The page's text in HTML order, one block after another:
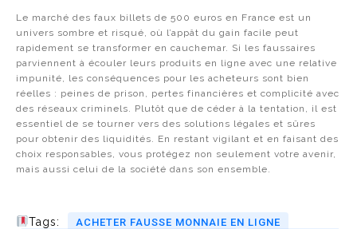
Le marché des faux billets de 500 euros en France est un
univers sombre et risqué, où l’appât du gain facile peut
rapidement se transformer en cauchemar. Si les faussaires
parviennent à écouler leurs produits en ligne avec une relative
impunité, les conséquences pour les acheteurs sont bien
réelles : peines de prison, pertes financières et complicité avec
des réseaux criminels. Plutôt que de céder à la tentation, il est
essentiel de se tourner vers des solutions légales et sûres
pour obtenir des liquidités. En restant vigilant et en faisant des
choix responsables, vous protégez non seulement votre avenir,
mais aussi celui de la société dans son ensemble.
Tags:
ACHETER FAUSSE MONNAIE EN LIGNE